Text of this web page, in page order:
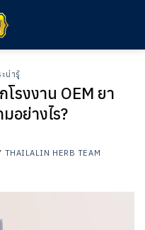
น่ารู้
รงงาน OEM ยา
อย่างไร?
THAILALIN HERB TEAM